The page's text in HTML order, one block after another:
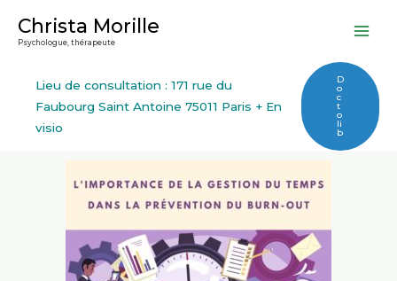
Christa Morille
Psychologue, thérapeute
Lieu de consultation : 171 rue du
Faubourg Saint Antoine 75011 Paris + En
visio
D
o
c
t
o
li
b